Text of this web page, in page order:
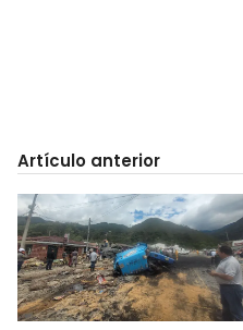
Artículo anterior